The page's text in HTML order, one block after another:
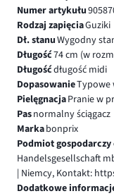
Numer artykułu
Rodzaj zapięciaGuziki
Dł. stanuWygodny
Długość74 cm (w
Długośćdługość midi
DopasowanieTypowe
PielęgnacjaPranie w
Pasnormalny ściągacz
Markabonprix
Podmiot
Handelsgesellschaft
| Niemcy, Kontakt:
Dodatkowe